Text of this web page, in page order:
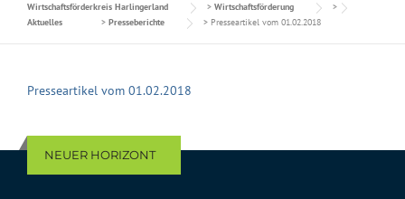
Wirtschaftsförderkreis Harlingerland > Wirtschaftsförderung
>
Aktuelles
> Presseberichte > Presseartikel vom 01.02.2018
Presseartikel vom 01.02.2018
NEUER HORIZONT